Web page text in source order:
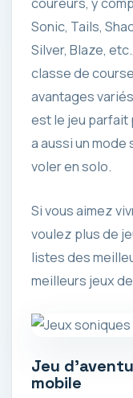
Sonic, Tails,
Silver, Blaze,
classe de
avantages
est le jeu parfait
a aussi un
voler en solo.
Si vous aimez
voulez plus de
listes des
meilleurs jeux
Jeu
mobile